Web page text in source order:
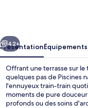
Hotels
Suivant
42+
PrésentationÉquipements
Offrant une terrasse sur
quelques pas de Piscines
l'ennuyeux train-train
moments de pure douceur
profonds ou des soins